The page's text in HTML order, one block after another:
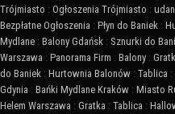
Trójmiasto : Ogłoszenia Trójmiasto :
Bezpłatne Ogłoszenia : Płyn do Baniek :
Mydlane : Balony Gdańsk : Sznurki do
Warszawa : Panorama Firm : Balony :
do Baniek : Hurtownia Balonów : Tablica :
Gdynia : Bańki Mydlane Kraków : Miasto
Helem Warszawa : Gratka : Tablica :